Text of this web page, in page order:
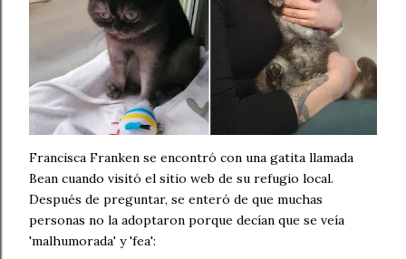
Francisca Franken se encontró con una gatita llamada
Bean cuando visitó el sitio web de su refugio local.
Después de preguntar, se enteró de que muchas
personas no la adoptaron porque decían que se veía
'malhumorada' y 'fea':